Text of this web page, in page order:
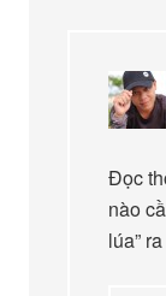
Đọc
nào
lúa”